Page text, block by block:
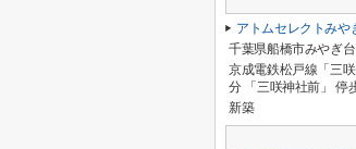
アトムセレクトみや
千葉県船橋市みやぎ
京成電鉄松戸線「三
分 「三咲神社前」 停
新築